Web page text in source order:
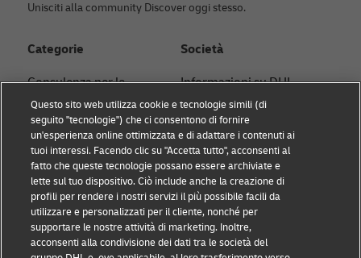
Unisciti alla community Discover oggi stesso.
Categorie
Consulenza per le
piccole imprese
Consigli per l’e-
commerce
Consigli B2B
Consigli di logistica
Notizie e
Società
Informazioni su DHL
Contatto
Centro stampa
Sostenibilità
Note legali
Condizioni d'uso
Questo sito web utilizza cookie e tecnologie simili (di
seguito "tecnologie") che ci consentono di fornire
un'esperienza online ottimizzata e di adattare i contenuti ai
tuoi interessi. Facendo clic su "Accetta tutto", acconsenti al
fatto che queste tecnologie possano essere archiviate e
lette sul tuo dispositivo. Ciò include anche la creazione di
profili per rendere i nostri servizi il più possibile facili da
utilizzare e personalizzati per il cliente, nonché per
supportare le nostre attività di marketing. Inoltre,
acconsenti alla condivisione dei dati tra le società del